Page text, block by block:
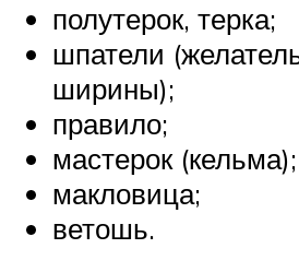
полутерок, терка;
шпатели
ширины);
правило;
мастерок (кельма);
макловица;
ветошь.